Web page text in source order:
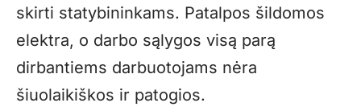
skirti statybininkams. Patalpos šildomos
elektra, o darbo sąlygos visą parą
dirbantiems darbuotojams nėra
šiuolaikiškos ir patogios.